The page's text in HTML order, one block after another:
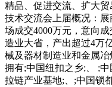
精品、促进交流、扩大
技术交流会上届概况：
场成交4000万元，意向
造业大省，产出超过4万
械及器材制造业和金属冶
拥有;中国纽扣之乡;、 ;
拉链产业基地;、;中国锁